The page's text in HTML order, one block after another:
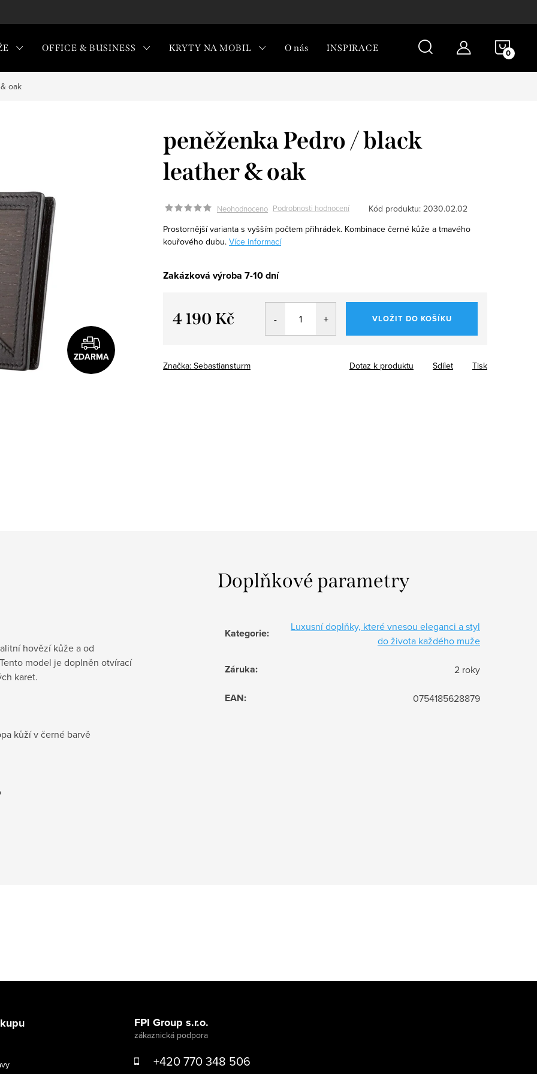
OFFICE & BUSINESS KRYTY NA MOBIL O nás INSPIRACE
oak
ZDARMA
peněženka Pedro / black
leather & oak
Neohodnoceno Podrobnosti hodnocení Kód produktu: 2030.02.02
Prostornější varianta s vyšším počtem přihrádek. Kombinace černé kůže a tmavého
kouřového dubu. Více informací
Zakázková výroba 7-10 dní
4 190 Kč VLOŽIT DO KOŠÍKU
Značka: Sebastiansturm Tisk
Dotaz k produktu Sdílet
hovězí kůže a od
model je doplněn otvírací
karet.
kůží v černé barvě
Doplňkové parametry
Kategorie:
Luxusní doplňky, které vnesou eleganci a styl
do života každého muže
Záruka: 2 roky
EAN: 0754185628879
FPI Group s.r.o.
+420 770 348 506